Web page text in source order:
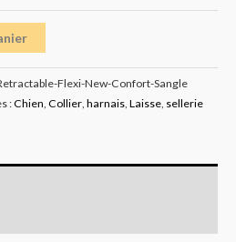
Flexi-New-Confort-Sangle
:Chien, Collier, harnais, Laisse, sellerie